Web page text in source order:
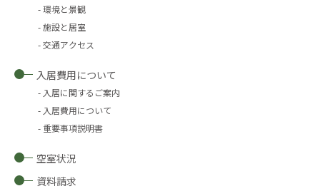
環境と景観
施設と居室
交通アクセス
入居費用について
入居に関するご案内
入居費用について
重要事項説明書
空室状況
資料請求